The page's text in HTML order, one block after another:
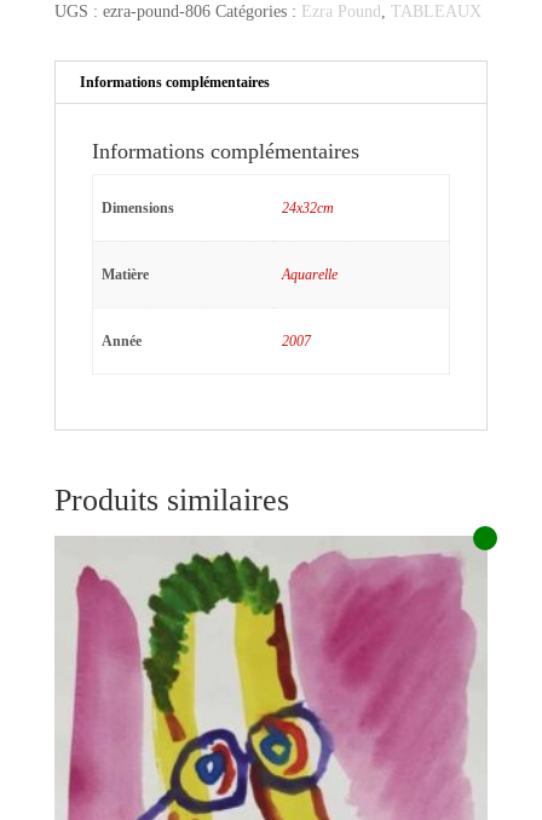
UGS : ezra-pound-806 Catégories : Ezra Pound TABLEAUX
Informations complémentaires
Informations complémentaires
Dimensions 24x32cm
Matière Aquarelle
Année 2007
Produits similaires